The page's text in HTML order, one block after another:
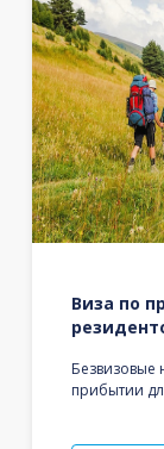
Виза по
Безвизовые
прибытии